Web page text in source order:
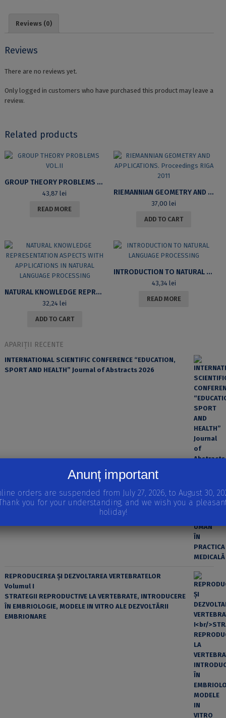
Reviews (0)
Reviews
There are no reviews yet.
Only logged in customers who have purchased this product may leave a
review.
Related products
GROUP THEORY PROBLEMS VOL.II
43,87lei
READ MORE
RIEMANNIAN GEOMETRY AND APPLICATIONS. PROCEEDINGS RIGA 2011
37,00lei
ADD TO CART
NATURAL KNOWLEDGE REPRESENTATION ASPECTS WITH APPLICATIONS IN NATURAL LANGUAGE PROCESSING
32,24lei
ADD TO CART
INTRODUCTION TO NATURAL LANGUAGE PROCESSING
43,34 lei
READ MORE
APARIȚII RECENTE
INTERNATIONAL SCIENTIFIC CONFERENCE “EDUCATION,
SPORT AND HEALTH” Journal of Abstracts 2026
EROAREA ȘI FACTORUL UMAN ÎN PRACTICA MEDICALĂ
REPRODUCEREA ȘI DEZVOLTAREA VERTEBRATELOR
Volumul I
STRATEGII REPRODUCTIVE LA VERTEBRATE, INTRODUCERE
ÎN EMBRIOLOGIE, MODELE IN VITRO ALE DEZVOLTĂRII
EMBRIONARE
Anunț important
orders are suspended from July 27, 2026, to August 30,
you for your understanding, and we wish you a
holiday!